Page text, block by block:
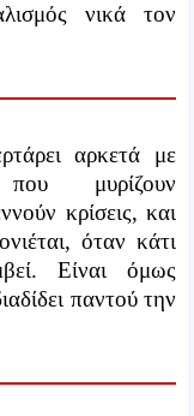
νικά τον
αρκετά με
που μυρίζουν
κρίσεις, και
όταν κάτι
Είναι όμως
παντού την